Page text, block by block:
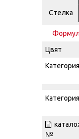
Стелка
Цвят
Категория
Категория
№